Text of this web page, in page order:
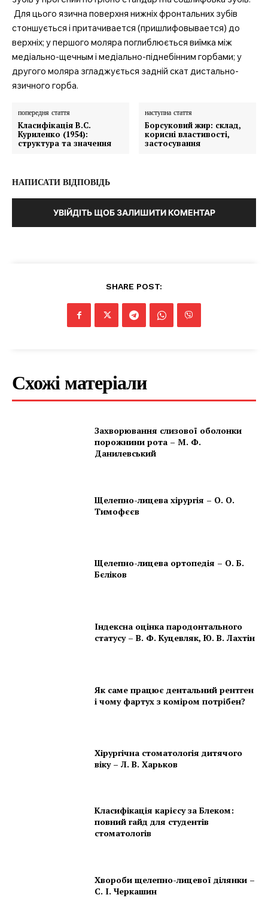
MedTerms.com.ua
професійний медичний
портал
SUBSCRIBE NOW
Медичні книги
Для цього язична поверхня нижніх фронтальних зубів
стоншується і притачивается (пришлифовывается) до
верхніх; у першого моляра поглиблюється виїмка між
медіально-щечным і медіально-піднебінним горбами; у
другого моляра згладжується задній скат дистально-
язичного горба.
попередня стаття
Класифікація B.C.
Куриленко (1954):
структура та значення
наступна стаття
Борсуковий жир: склад,
корисні властивості,
застосування
НАПИСАТИ ВІДПОВІДЬ
УВІЙДІТЬ ЩОБ ЗАЛИШИТИ КОМЕНТАР
SHARE POST:
Схожі матеріали
Захворювання слизової оболонки
порожнини рота – М. Ф.
Данилевський
Щелепно-лицева хірургія – О. О.
Тимофєєв
Щелепно-лицева ортопедія – О. Б.
Бєліков
Індексна оцінка пародонтального
статусу – В. Ф. Куцевляк, Ю. В. Лахтін
Як саме працює дентальний рентген
і чому фартух з коміром потрібен?
Хірургічна стоматологія дитячого
віку – Л. В. Харьков
Класифікація карієсу за Блеком:
повний гайд для студентів
стоматологів
Хвороби щелепно-лицевої ділянки –
С. І. Черкашин